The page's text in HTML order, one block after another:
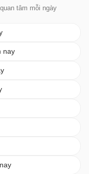
tâm mỗi ngày
nay